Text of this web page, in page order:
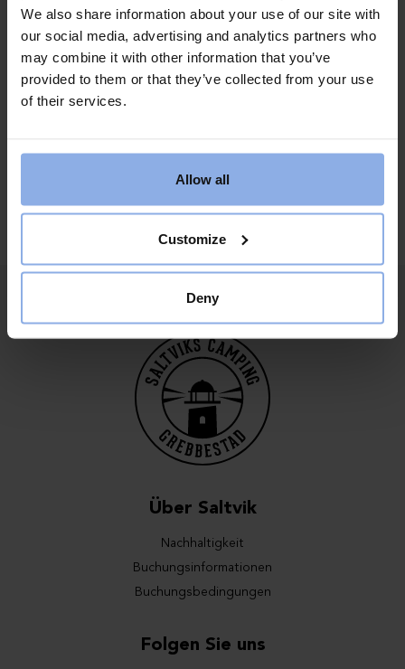
We also share information about your use of our site with
our social media, advertising and analytics partners who
may combine it with other information that you’ve
provided to them or that they’ve collected from your use
of their services.
Allow all
Customize
Deny
Campingkul
Veranstalter-Website anzeigen
«Yoga
Über Saltvik
Nachhaltigkeit
Buchungsinformationen
Buchungsbedingungen
Folgen Sie uns